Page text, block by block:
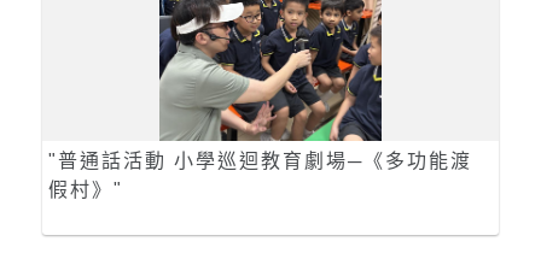
"普通話活動 小學巡迴教育劇場─《多功能渡
假村》"